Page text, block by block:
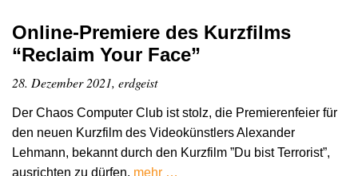
Online-Premiere des Kurzfilms
“Reclaim Your Face”
28. Dezember 2021, erdgeist
Der Chaos Computer Club ist stolz, die Premierenfeier für
den neuen Kurzfilm des Videokünstlers Alexander
Lehmann, bekannt durch den Kurzfilm ”Du bist Terrorist”,
ausrichten zu dürfen. mehr …